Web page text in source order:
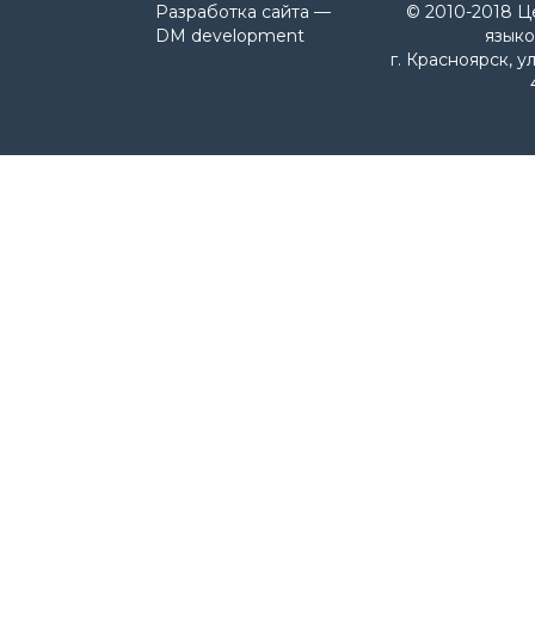
Разработка сайта —
DM development
© 2010-2018
г. Красноярск,